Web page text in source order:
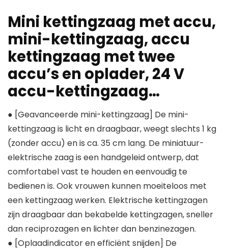
Mini kettingzaag met accu,
mini-kettingzaag, accu
kettingzaag met twee
accu’s en oplader, 24 V
accu-kettingzaag…
● [Geavanceerde mini-kettingzaag] De mini-
kettingzaag is licht en draagbaar, weegt slechts 1 kg
(zonder accu) en is ca. 35 cm lang. De miniatuur-
elektrische zaag is een handgeleid ontwerp, dat
comfortabel vast te houden en eenvoudig te
bedienen is. Ook vrouwen kunnen moeiteloos met
een kettingzaag werken. Elektrische kettingzagen
zijn draagbaar dan bekabelde kettingzagen, sneller
dan reciprozagen en lichter dan benzinezagen.
● [Oplaadindicator en efficiënt snijden] De